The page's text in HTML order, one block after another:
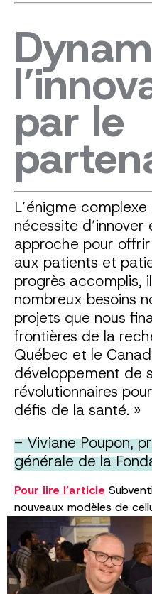
par le
L’énigme
nécessite
approche pour
aux patients et
progrès accomplis,
nombreux besoins
projets que nous
frontières de la
Québec et le
développement de
révolutionnaires
défis de la santé. »
- Viviane Poupon,
générale de la
Pour lire l’article
nouveaux modèles de